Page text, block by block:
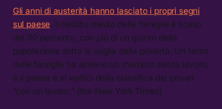
Gli anni di austerità hanno lasciato i propri segni
sul paese. Il reddito medio delle famiglie è sceso
del 30 percento, con più di un quinto della
popolazione sotto la soglia della povertà. Un terzo
delle famiglie ha almeno un membro senza lavoro,
e il paese è ai vertici della classifica dei poveri
“con un lavoro.” (the New York Times)